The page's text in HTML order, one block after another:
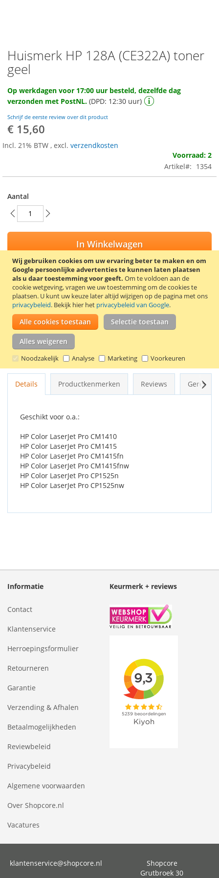
Wij gebruiken cookies om uw ervaring beter te maken en om
Google persoonlijke advertenties te kunnen laten plaatsen
als u daar toestemming voor geeft. Om te voldoen aan de
cookie wetgeving, vragen we uw toestemming om de cookies te
plaatsen. U kunt uw keuze later altijd wijzigen op de pagina met ons
privacybeleid. Bekijk hier het privacybeleid van Google.
Alle cookies toestaan Selectie toestaan
Alles weigeren
Noodzakelijk Analyse Marketing Voorkeuren
Ga
naar
het
van
de
gallerij
Huismerk HP 128A (CE322A) toner
geel
Op werkdagen voor 17:00 uur besteld, dezelfde dag
verzonden met PostNL. (DPD: 12:30 uur)
Schrijf de eerste review over dit product
€ 15,60
Incl. 21% BTW , excl. verzendkosten
Voorraad: 2
Artikel
1354
Aantal
In Winkelwagen
VOEG TOE AAN VERLANGLIJST
TOEVOEGEN OM TE VERGELIJKEN
100% Nieuwe compatible HP 128A (CE322A) toner cartridge.
Kleur: geel. Capaciteit: 1300 pagina’s.
Goede kwaliteit en 2 jaar garantie!
Details Productkenmerken Reviews
Geschikt voor o.a.:
HP Color LaserJet Pro CM1410
HP Color LaserJet Pro CM1415
HP Color LaserJet Pro CM1415fn
HP Color LaserJet Pro CM1415fnw
HP Color LaserJet Pro CP1525n
HP Color LaserJet Pro CP1525nw
Informatie
Contact
Klantenservice
Herroepingsformulier
Retourneren
Garantie
Verzending & Afhalen
Betaalmogelijkheden
Reviewbeleid
Privacybeleid
Algemene voorwaarden
Over Shopcore.nl
Vacatures
Keurmerk + reviews
klantenservice@shopcore.nl
Shopcore
Grutbroek 30